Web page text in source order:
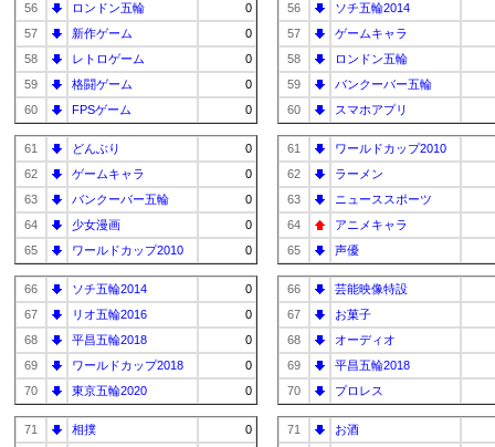
56 ロンドン五輪
0
57
新作ゲーム
0
58
レトロゲーム
0
59
格闘ゲーム
0
60
FPSゲーム 0
61 どんぶり
0
62
ゲームキャラ
0
63
バンクーバー五輪
0
64
少女漫画
0
65
ワールドカップ2010 0
66 ソチ五輪2014
0
67
リオ五輪2016
0
68
平昌五輪2018
0
69
ワールドカップ2018
0
70
東京五輪2020 0
71 相撲
0
56
ソチ五輪2014
57
ゲームキャラ
58
ロンドン五輪
59
バンクーバー五輪
60
スマホアプリ
61
ワールドカップ2010
62
ラーメン
63
ニューススポーツ
64
アニメキャラ
65
声優
66
芸能映像特設
67
お菓子
68
オーディオ
69
平昌五輪2018
70
プロレス
71
お酒